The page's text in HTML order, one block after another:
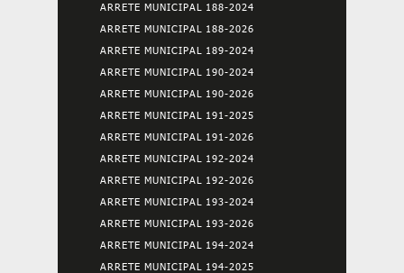
ARRETE MUNICIPAL 188-2024
ARRETE MUNICIPAL 188-2026
ARRETE MUNICIPAL 189-2024
ARRETE MUNICIPAL 190-2024
ARRETE MUNICIPAL 190-2026
ARRETE MUNICIPAL 191-2025
ARRETE MUNICIPAL 191-2026
ARRETE MUNICIPAL 192-2024
ARRETE MUNICIPAL 192-2026
ARRETE MUNICIPAL 193-2024
ARRETE MUNICIPAL 193-2026
ARRETE MUNICIPAL 194-2024
ARRETE MUNICIPAL 194-2025